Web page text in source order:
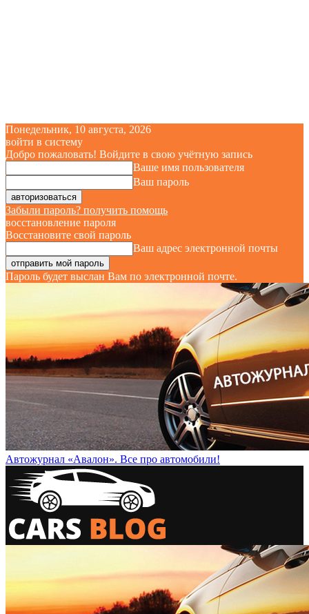
Понедельник, 10 августа, 2026
войти в систему
Добро пожаловать! Войдите в свою учётную запись
Ваше имя пользователя
Ваш пароль
Забыли пароль? получить помощь
восстановление пароля
Восстановите свой пароль
Ваш адрес электронной почты
Пароль будет выслан Вам по электронной почте.
Автожурнал «Авалон». Все про автомобили!